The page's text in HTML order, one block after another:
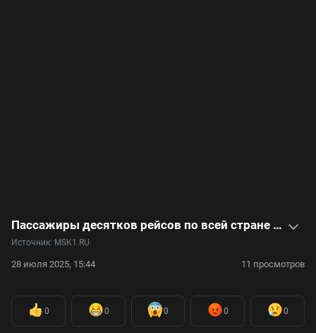
Пассажиры десятков рейсов по всей стране не могут улететь из-за хакерской атаки на «Аэрофлот»
Источник: MSK1.RU
28 июля 2025, 15:44 11 просмотров
0 0 0 0 0